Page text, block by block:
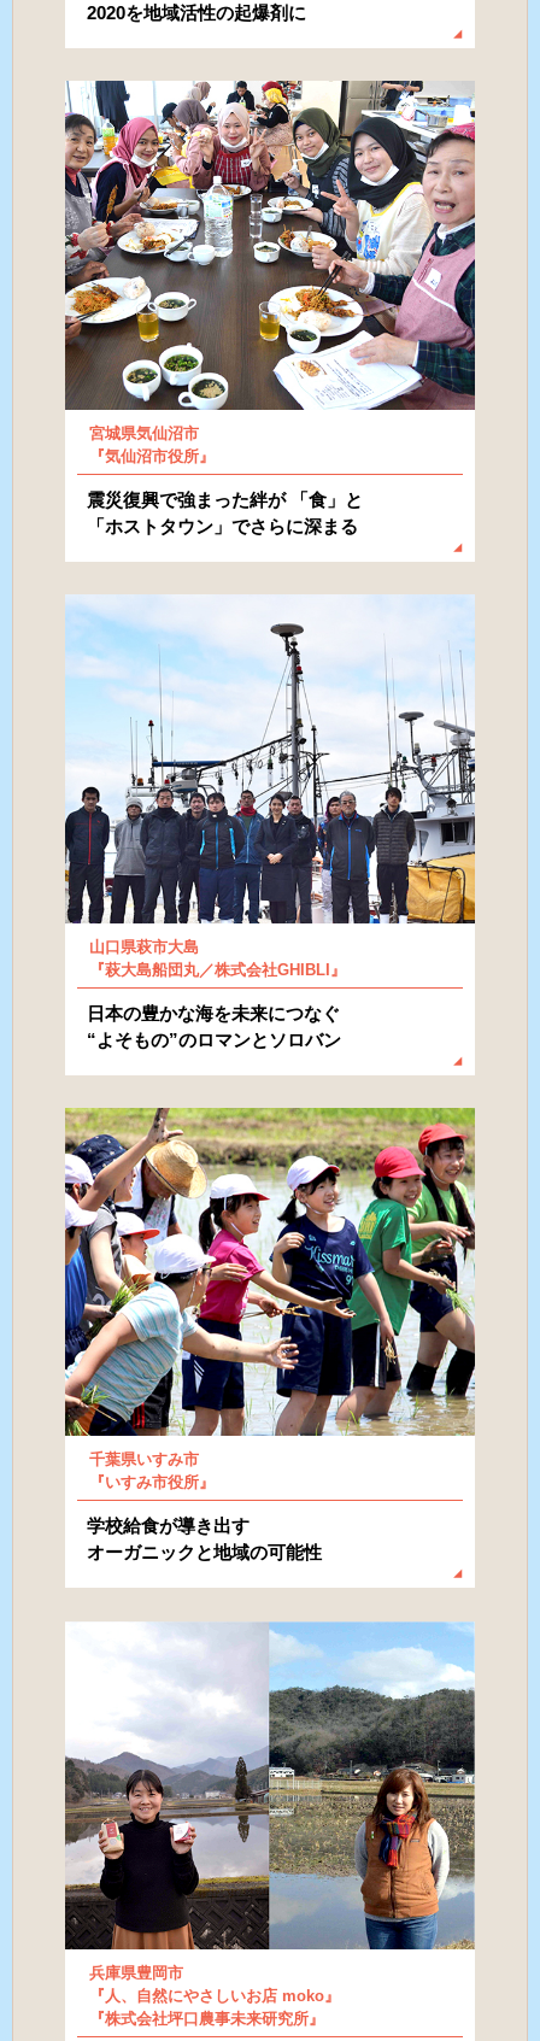
2020を地域活性の起爆剤に
宮城県気仙沼市
『気仙沼市役所』
震災復興で強まった絆が 「食」と
「ホストタウン」でさらに深まる
山口県萩市大島
『萩大島船団丸／株式会社GHIBLI』
日本の豊かな海を未来につなぐ
“よそもの”のロマンとソロバン
千葉県いすみ市
『いすみ市役所』
学校給食が導き出す
オーガニックと地域の可能性
兵庫県豊岡市
『人、自然にやさしいお店 moko』
『株式会社坪口農事未来研究所』